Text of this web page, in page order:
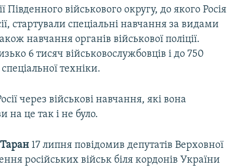
військового округу, до якого Росія
стартували спеціальні навчання за видами
навчання органів військової поліції.
6 тисяч військовослужбовців і до 750
техніки.
через військові навчання, які вона
на це так і не було.
17 липня повідомив депутатів Верховної
російських військ біля кордонів України